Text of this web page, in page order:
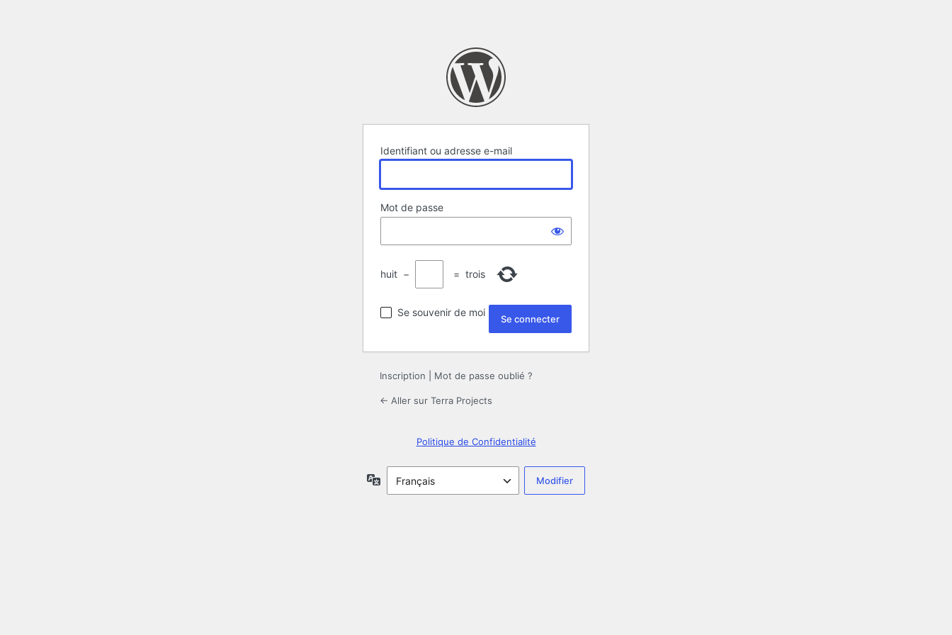
Identifiant ou adresse e-mail
Mot de passe
huit − = trois
Se souvenir de moi
Inscription Mot de passe oublié ?
← Aller sur Terra Projects
Politique de Confidentialité
Langue